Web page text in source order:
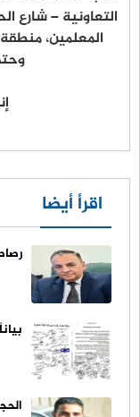
التعاونية – شارع
المعلمين،
اقرأ أيضا